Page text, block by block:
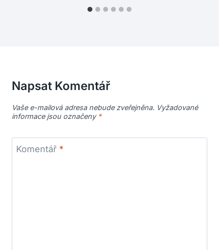
Napsat Komentář
Vaše e-mailová adresa nebude zveřejněna. Vyžadované
informace jsou označeny *
Komentář *